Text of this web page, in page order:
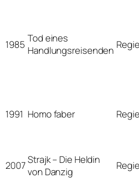
1985 Tod eines
Handlungsreisenden Regie
1991 Homo faber Regie
2007Strajk – Die Heldin
von Danzig
Regie